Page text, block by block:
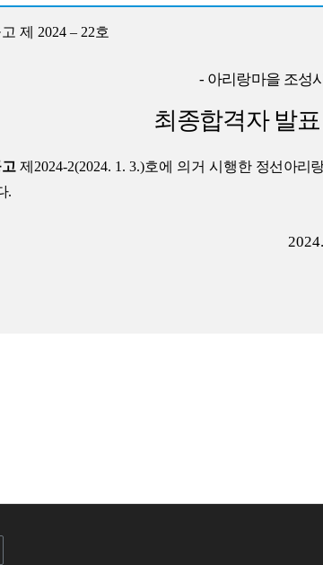
제 2024 – 22호
- 아리랑마을 조성
최종합격자 발
제 2024-2(2024. 1. 3.)호에 의거 시행한 정선 아리
.